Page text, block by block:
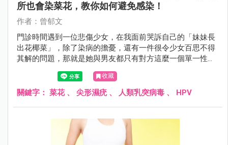
所也會染菜花，教你如何避免感染！
作者：曾郁文
門診時間遇到一位悲傷少女，在我面前哭訴自己的「妹妹長
出花椰菜」，除了染病的擔憂，還有一件很令少女百思不得
其解的問題，那就是她與男友都只有對方這麼一個單一性伴
侶，可是男友卻沒有中獎的跡象，她很擔憂男友會質疑她的
清白，不知道該怎麼解釋才好，因此至今都對男友隱瞞感染
的事情……
收藏
關鍵字： 菜花、 尖形濕疣、 人類乳突病毒 、 HPV